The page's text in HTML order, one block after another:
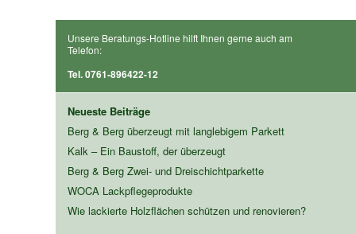
Unsere Beratungs-Hotline hilft Ihnen gerne auch am
Telefon:
Tel. 0761-896422-12
Neueste Beiträge
Berg & Berg überzeugt mit langlebigem Parkett
Kalk – Ein Baustoff, der überzeugt
Berg & Berg Zwei- und Dreischichtparkette
WOCA Lackpflegeprodukte
Wie lackierte Holzflächen schützen und renovieren?